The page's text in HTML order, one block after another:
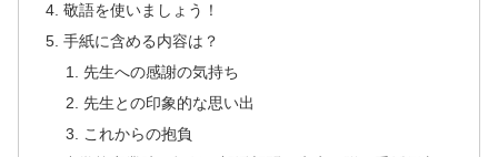
敬語を使いましょう！
手紙に含める内容は？
先生への感謝の気持ち
先生との印象的な思い出
これからの抱負